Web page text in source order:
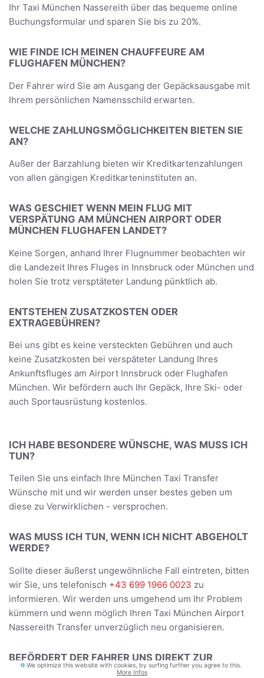
Ihr Taxi München Nassereith über das bequeme online
Buchungsformular und sparen Sie bis zu 20%.
WIE FINDE ICH MEINEN CHAUFFEURE AM
FLUGHAFEN MÜNCHEN?
Der Fahrer wird Sie am Ausgang der Gepäcksausgabe mit
Ihrem persönlichen Namensschild erwarten.
WELCHE ZAHLUNGSMÖGLICHKEITEN BIETEN SIE
AN?
Außer der Barzahlung bieten wir Kreditkartenzahlungen
von allen gängigen Kreditkarteninstituten an.
WAS GESCHIET WENN MEIN FLUG MIT
VERSPÄTUNG AM MÜNCHEN AIRPORT ODER
MÜNCHEN FLUGHAFEN LANDET?
Keine Sorgen, anhand Ihrer Flugnummer beobachten wir
die Landezeit Ihres Fluges in Innsbruck oder München und
holen Sie trotz versptäteter Landung pünktlich ab.
ENTSTEHEN ZUSATZKOSTEN ODER
EXTRAGEBÜHREN?
Bei uns gibt es keine versteckten Gebühren und auch
keine Zusatzkosten bei verspäteter Landung Ihres
Ankunftsfluges am Airport Innsbruck oder Flughafen
München. Wir befördern auch Ihr Gepäck, Ihre Ski- oder
auch Sportausrüstung kostenlos.
ICH HABE BESONDERE WÜNSCHE, WAS MUSS ICH
TUN?
Teilen Sie uns einfach Ihre München Taxi Transfer
Wünsche mit und wir werden unser bestes geben um
diese zu Verwirklichen - versprochen.
WAS MUSS ICH TUN, WENN ICH NICHT ABGEHOLT
WERDE?
Sollte dieser äußerst ungewöhnliche Fall eintreten, bitten
wir Sie, uns telefonisch +43 699 1966 0023 zu
informieren. Wir werden uns umgehend um Ihr Problem
kümmern und wenn möglich Ihren Taxi München Airport
Nassereith Transfer unverzüglich neu organisieren.
BEFÖRDERT DER FAHRER UNS DIREKT ZUR
UNTERKUNFT?
We optimize this website with cookies, by surfing further you agree to this.
More Infos